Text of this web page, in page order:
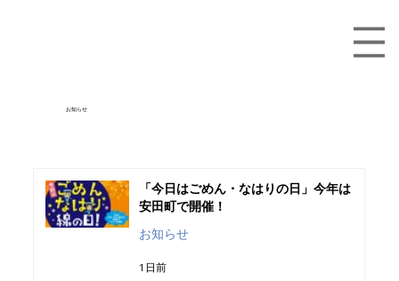
​お知らせ
「今日はごめん・なはりの日」今年は
安田町で開催！
お知らせ
1 日前